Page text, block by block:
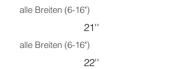
alle Breiten (6-16")
21''
alle Breiten (6-16")
22''